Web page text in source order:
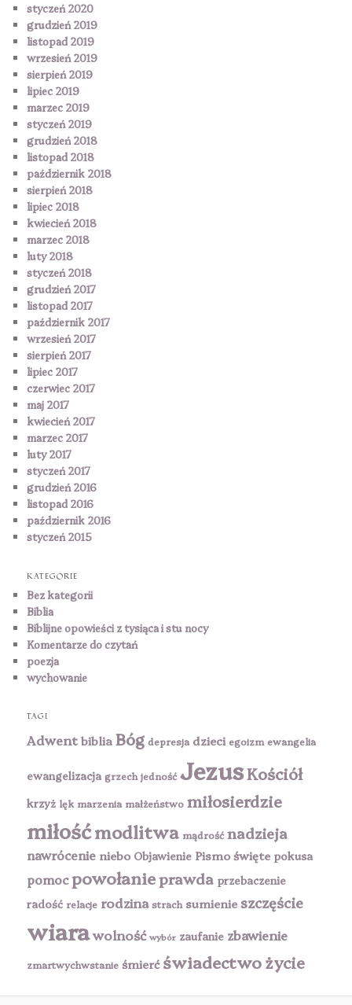
styczeń 2020
grudzień 2019
listopad 2019
wrzesień 2019
sierpień 2019
lipiec 2019
marzec 2019
styczeń 2019
grudzień 2018
listopad 2018
październik 2018
sierpień 2018
lipiec 2018
kwiecień 2018
marzec 2018
luty 2018
styczeń 2018
grudzień 2017
listopad 2017
październik 2017
wrzesień 2017
sierpień 2017
lipiec 2017
czerwiec 2017
maj 2017
kwiecień 2017
marzec 2017
luty 2017
styczeń 2017
grudzień 2016
listopad 2016
październik 2016
styczeń 2015
KATEGORIE
Bez kategorii
Biblia
Biblijne opowieści z tysiąca i stu nocy
Komentarze do czytań
poezja
wychowanie
TAGI
Adwent biblia Bóg depresja dzieci egoizm ewangelia
ewangelizacja grzech jedność JezusKościół
krzyż lęk marzenia małżeństwo miłosierdzie
miłośćmodlitwa mądrość nadzieja
nawrócenie niebo Objawienie Pismo święte pokusa
pomocpowołanieprawda przebaczenie
radość relacje rodzina strach sumienie szczęście
wiarawolność wybór zaufanie zbawienie
zmartwychwstanie śmierć świadectwożycie